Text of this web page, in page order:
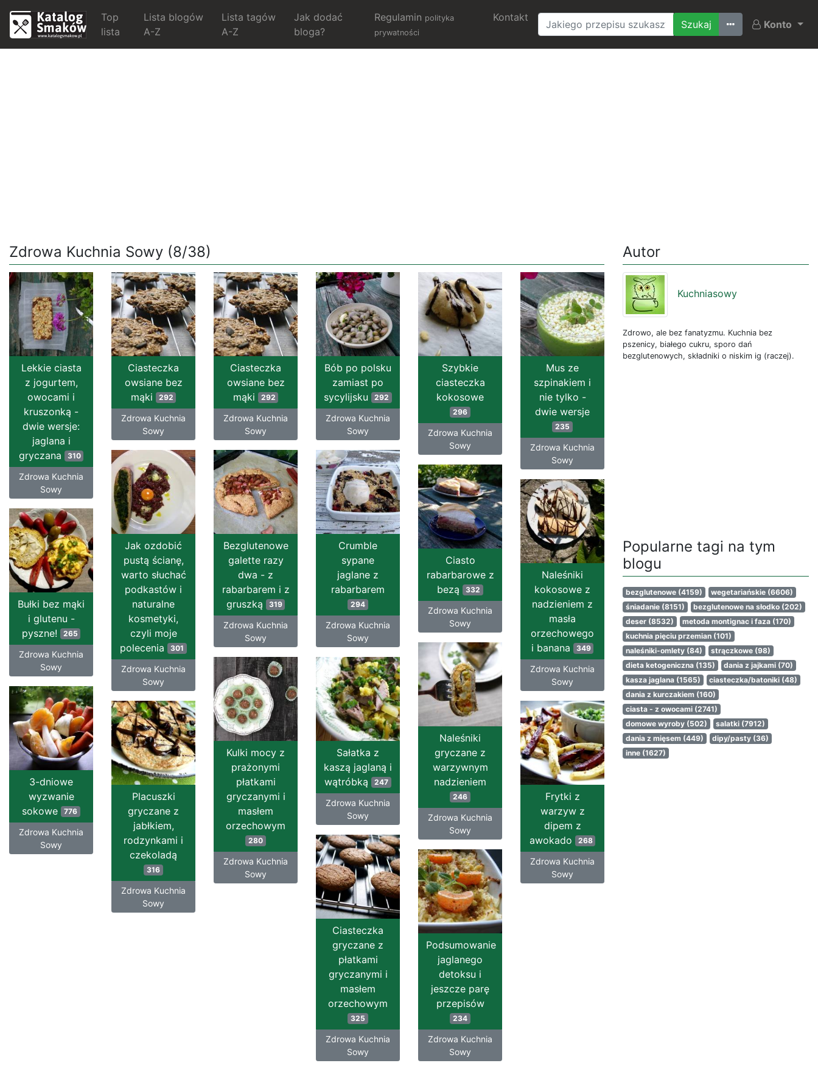
Top
lista
Lista blogów
A-Z
Lista tagów
A-Z
Jak dodać
bloga?
Regulamin polityka
prywatności
Kontakt
Ostatnio szukane
Konto
Zdrowa Kuchnia Sowy (8/38)
Lekkie ciasta
z jogurtem,
owocami i
kruszonką -
dwie wersje:
jaglana i
gryczana
310
Zdrowa Kuchnia
Sowy
Ciasteczka
owsiane bez
mąki
292
Zdrowa Kuchnia
Sowy
Ciasteczka
owsiane bez
mąki
292
Zdrowa Kuchnia
Sowy
Bób po polsku
zamiast po
sycylijsku 292
Zdrowa Kuchnia
Sowy
Szybkie
ciasteczka
kokosowe
296
Zdrowa Kuchnia
Sowy
Mus ze
szpinakiem i
nie tylko -
dwie wersje
235
Zdrowa Kuchnia
Sowy
Jak ozdobić
pustą ścianę,
warto słuchać
podkastów i
naturalne
kosmetyki,
czyli moje
polecenia 301
Zdrowa Kuchnia
Sowy
Bezglutenowe
galette razy
dwa - z
rabarbarem i z
gruszką
319
Zdrowa Kuchnia
Sowy
Crumble
sypane
jaglane z
rabarbarem
294
Zdrowa Kuchnia
Sowy
Ciasto
rabarbarowe z
bezą 332
Zdrowa Kuchnia
Sowy
Naleśniki
kokosowe z
nadzieniem z
masła
orzechowego
i banana
349
Zdrowa Kuchnia
Sowy
Bułki bez mąki
i glutenu -
pyszne!
265
Zdrowa Kuchnia
Sowy
Naleśniki
gryczane z
warzywnym
nadzieniem
246
Zdrowa Kuchnia
Sowy
Kulki mocy z
prażonymi
płatkami
gryczanymi i
masłem
orzechowym
280
Zdrowa Kuchnia
Sowy
Sałatka z
kaszą jaglaną i
wątróbką 247
Zdrowa Kuchnia
Sowy
3-dniowe
wyzwanie
sokowe 776
Zdrowa Kuchnia
Sowy
Placuszki
gryczane z
jabłkiem,
rodzynkami i
czekoladą
316
Zdrowa Kuchnia
Sowy
Frytki z
warzyw z
dipem z
awokado
268
Zdrowa Kuchnia
Sowy
Ciasteczka
gryczane z
płatkami
gryczanymi i
masłem
orzechowym
325
Zdrowa Kuchnia
Sowy
Podsumowanie
jaglanego
detoksu i
jeszcze parę
przepisów
234
Zdrowa Kuchnia
Sowy
Autor
Kuchniasowy
Zdrowo, ale bez fanatyzmu. Kuchnia bez
pszenicy, białego cukru, sporo dań
bezglutenowych, składniki o niskim ig (raczej).
Popularne tagi na tym
blogu
bezglutenowe (4159) wegetariańskie (6606)
śniadanie (8151) bezglutenowe na słodko (202)
deser (8532) metoda montignac i faza (170)
kuchnia pięciu przemian (101)
naleśniki-omlety (84) strączkowe (98)
dieta ketogeniczna (135) dania z jajkami (70)
kasza jaglana (1565) ciasteczka/batoniki (48)
dania z kurczakiem (160)
ciasta - z owocami (2741)
domowe wyroby (502) salatki (7912)
dania z mięsem (449) dipy/pasty (36)
inne (1627)